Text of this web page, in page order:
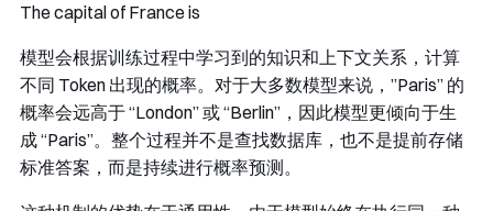
The capital of France is
模型会根据训练过程中学习到的知识和上下文关系，计算
不同 Token 出现的概率。对于大多数模型来说，”Paris” 的
概率会远高于 “London” 或 “Berlin”，因此模型更倾向于生
成 “Paris”。整个过程并不是查找数据库，也不是提前存储
标准答案，而是持续进行概率预测。